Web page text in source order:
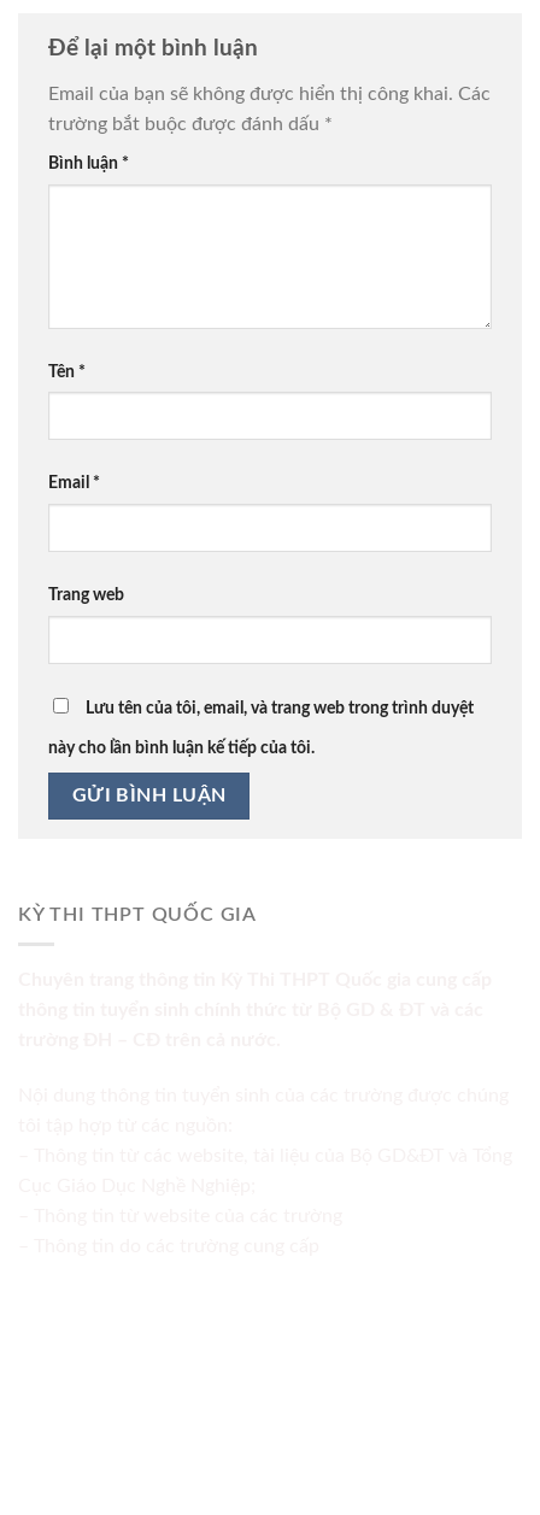
Để lại một bình luận
Email của bạn sẽ không được hiển thị công khai. Các
trường bắt buộc được đánh dấu *
Bình luận *
Tên *
Email *
Trang web
Lưu tên của tôi, email, và trang web trong trình duyệt
này cho lần bình luận kế tiếp của tôi.
KỲ THI THPT QUỐC GIA